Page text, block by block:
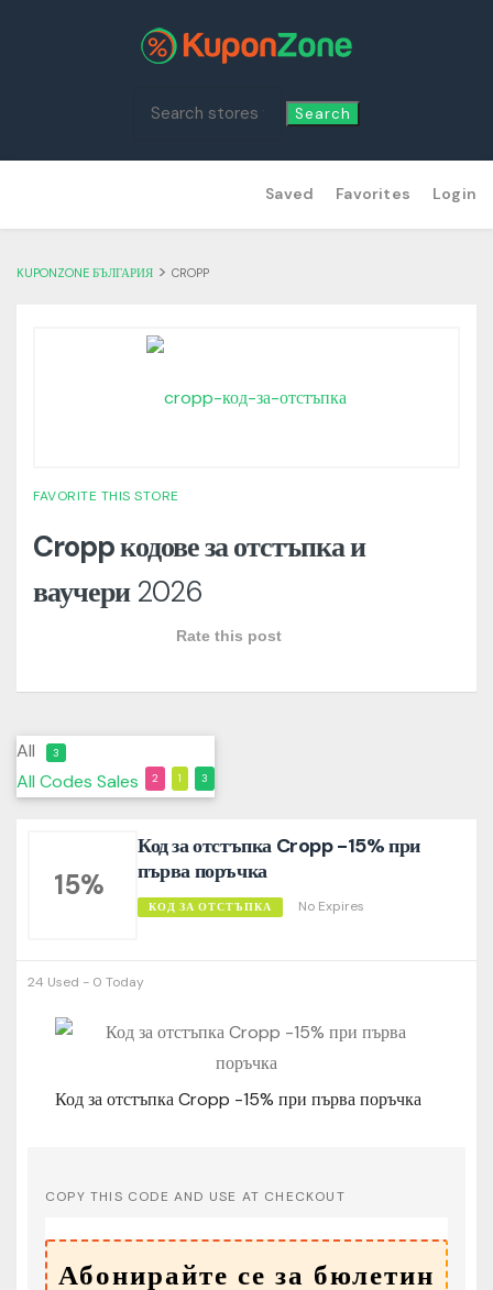
Search
content
Saved Favorites Login
KUPONZONE БЪЛГАРИЯ > CROPP
FAVORITE THIS STORE
Cropp кодове за отстъпка и
ваучери2026
Rate this post
All 3
All 3
Codes 1
Sales 2
15%
Код за отстъпка Cropp -15% при
първа поръчка
КОД ЗА ОТСТЪПКА No Expires
24 Used - 0 Today
Код за отстъпка Cropp -15% при първа поръчка
COPY THIS CODE AND USE AT CHECKOUT